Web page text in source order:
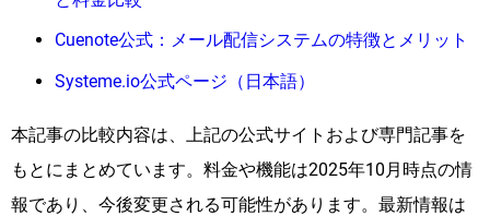
Cuenote公式：メール配信システムの特徴とメリット
Systeme.io公式ページ（日本語）
本記事の比較内容は、上記の公式サイトおよび専門記事を
もとにまとめています。料金や機能は2025年10月時点の情
報であり、今後変更される可能性があります。最新情報は